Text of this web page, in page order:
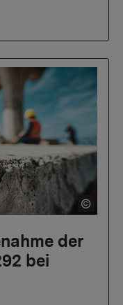
der
bei